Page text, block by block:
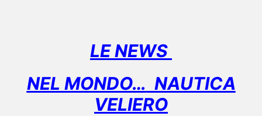
LE NEWS
NEL MONDO… NAUTICA
VELIERO